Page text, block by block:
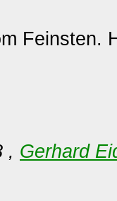
Feinsten.
, Gerhard